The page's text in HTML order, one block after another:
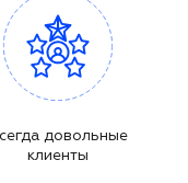
довольные
клиенты